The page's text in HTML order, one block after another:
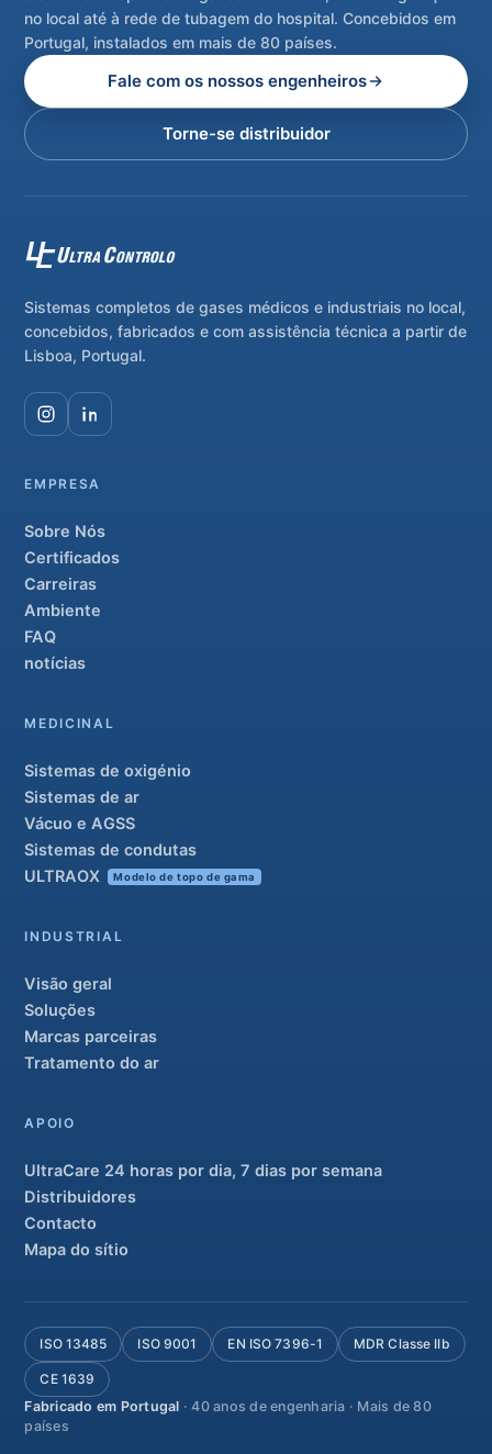
no local até à rede de tubagem do hospital. Concebidos em
Portugal, instalados em mais de 80 países.
Fale com os nossos engenheiros
Torne-se distribuidor
Sistemas completos de gases médicos e industriais no local,
concebidos, fabricados e com assistência técnica a partir de
Lisboa, Portugal.
EMPRESA
Sobre Nós
Certificados
Carreiras
Ambiente
FAQ
notícias
MEDICINAL
Sistemas de oxigénio
Sistemas de ar
Vácuo e AGSS
Sistemas de condutas
ULTRAOX
Modelo de topo de gama
INDUSTRIAL
Visão geral
Soluções
Marcas parceiras
Tratamento do ar
APOIO
UltraCare 24 horas por dia, 7 dias por semana
Distribuidores
Contacto
Mapa do sítio
ISO 13485 ISO 9001 EN ISO 7396-1 MDR Classe IIb
CE 1639
Fabricado em Portugal · 40 anos de engenharia · Mais de 80
países